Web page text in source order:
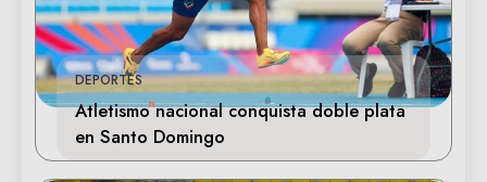
DEPORTES
Atletismo nacional conquista doble plata
en Santo Domingo